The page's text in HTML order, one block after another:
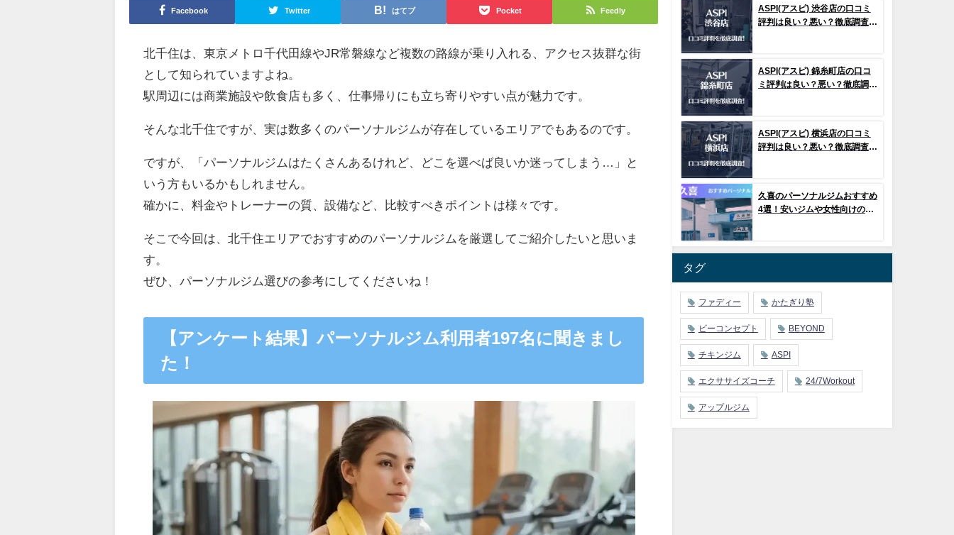
Facebook Twitter はてブ Pocket Feedly
北千住は、東京メトロ千代田線やJR常磐線など複数の路線が乗り入れる、アクセス抜群な街
として知られていますよね。
駅周辺には商業施設や飲食店も多く、仕事帰りにも立ち寄りやすい点が魅力です。
そんな北千住ですが、実は数多くのパーソナルジムが存在しているエリアでもあるのです。
ですが、「パーソナルジムはたくさんあるけれど、どこを選べば良いか迷ってしまう…」と
いう方もいるかもしれません。
確かに、料金やトレーナーの質、設備など、比較すべきポイントは様々です。
そこで今回は、北千住エリアでおすすめのパーソナルジムを厳選してご紹介したいと思いま
す。
ぜひ、パーソナルジム選びの参考にしてくださいね！
【アンケート結果】パーソナルジム利用者197名に聞きまし
た！
ASPI(アスピ) 渋谷店の口コミ
評判は良い？悪い？徹底調査し
ASPI(アスピ) 錦糸町店の口コ
ミ評判は良い？悪い？徹底調査
ASPI(アスピ) 横浜店の口コミ
評判は良い？悪い？徹底調査し
久喜のパーソナルジムおすすめ
4選！安いジムや女性向けのジ
タグ
ファディー かたぎり塾
ビーコンセプト BEYOND
チキンジム ASPI
エクササイズコーチ 24/7Workout
アップルジム